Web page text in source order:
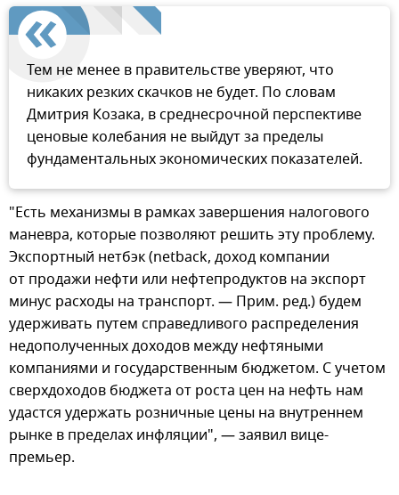
Тем не менее в правительстве уверяют, что
никаких резких скачков не будет. По словам
Дмитрия Козака, в среднесрочной перспективе
ценовые колебания не выйдут за пределы
фундаментальных экономических показателей.
"Есть механизмы в рамках завершения налогового
маневра, которые позволяют решить эту проблему.
Экспортный нетбэк (netback, доход компании
от продажи нефти или нефтепродуктов на экспорт
минус расходы на транспорт. — Прим. ред.) будем
удерживать путем справедливого распределения
недополученных доходов между нефтяными
компаниями и государственным бюджетом. С учетом
сверхдоходов бюджета от роста цен на нефть нам
удастся удержать розничные цены на внутреннем
рынке в пределах инфляции", — заявил вице-
премьер.